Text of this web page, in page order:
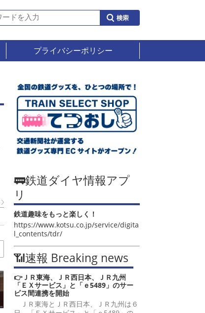
プライバシーポリシー
🚃鉄道ダイヤ情報アプ
リ
鉄道趣味をもっと楽しく！
https://www.kotsu.co.jp/service/digita
l_contents/tdr/
📶速報 Breaking news
👉ＪＲ東海、ＪＲ西日本、ＪＲ九州
「ＥＸサービス」と「ｅ5489」のサー
ビス間連携を開始
ＪＲ東海とＪＲ西日本、ＪＲ九州は６